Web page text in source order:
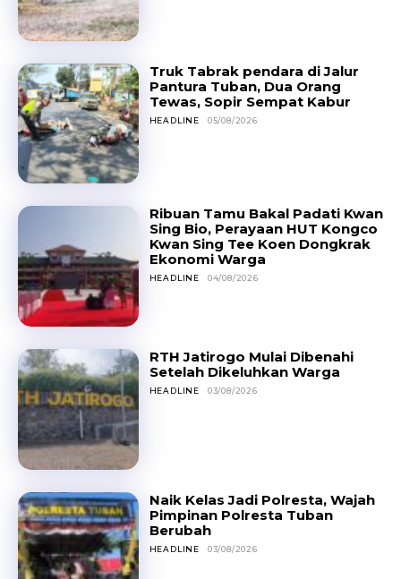
Truk Tabrak pendara di Jalur
Pantura Tuban, Dua Orang
Tewas, Sopir Sempat Kabur
HEADLINE 05/08/2026
Ribuan Tamu Bakal Padati Kwan
Sing Bio, Perayaan HUT Kongco
Kwan Sing Tee Koen Dongkrak
Ekonomi Warga
HEADLINE 04/08/2026
RTH Jatirogo Mulai Dibenahi
Setelah Dikeluhkan Warga
HEADLINE 03/08/2026
Naik Kelas Jadi Polresta, Wajah
Pimpinan Polresta Tuban
Berubah
HEADLINE 03/08/2026